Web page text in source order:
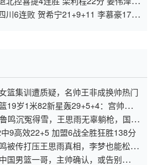
川6连败 贺希宁21+9+11 李慕豪17分
篮集训遭质疑，名帅王非成换帅热门
19岁1米82新星轰29+5+4：宫帅重用
鸣沉冤得雪，王思雨无辜躺枪，国家
9高效22+5 加盟6战全胜狂胜138分
被传打压王思雨真相，李梦也能松口
国男篮一哥，主帅确认，或告别